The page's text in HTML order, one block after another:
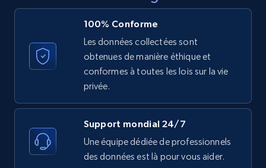
price, and more.
1.9K+ 323+ Essai gratuit
URL, Product id, Listing inventory id, Title, Rating,
Reviews count shop, Reviews count item, Initial
price, and more.
100% Conforme
Les données collectées sont
obtenues de manière éthique et
conformes à toutes les lois sur la vie
privée.
Support mondial 24/7
Une équipe dédiée de professionnels
des données est là pour vous aider.